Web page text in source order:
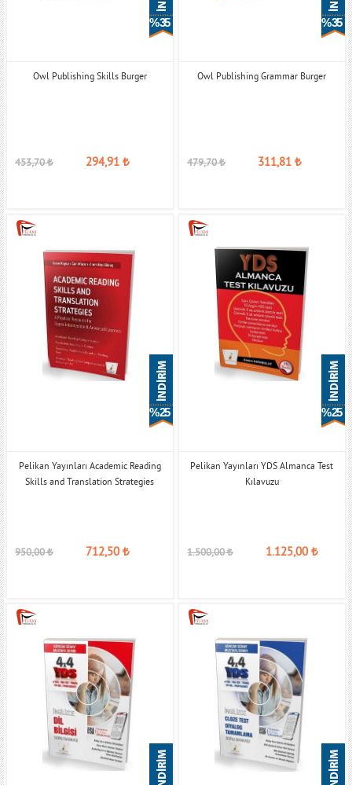
% 35
Owl Publishing Skills Burger
453,70₺ 294,91 ₺
% 35
Owl Publishing Grammar Burger
479,70₺ 311,81 ₺
% 25
Pelikan Yayınları Academic Reading
Skills and Translation Strategies
950,00₺ 712,50₺
% 25
Pelikan Yayınları YDS Almanca Test
Kılavuzu
1.500,00₺ 1.125,00₺